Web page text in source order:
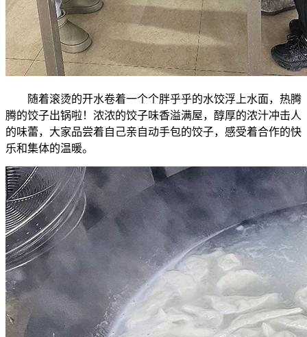
随着滚烫的开水卷着一个个胖乎乎的水饺浮上水面，热腾
腾的饺子出锅啦！浓浓的饺子味香溢满屋，醇厚的浓汁冲击人
的味蕾，大家品尝着自己亲自动手包的饺子，感受着合作的快
乐和集体的温暖。